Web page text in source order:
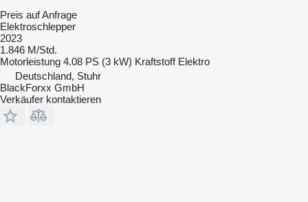
Preis auf Anfrage
Elektroschlepper
2023
1.846 M/Std.
Motorleistung 4.08 PS (3 kW) Kraftstoff Elektro
Deutschland, Stuhr
BlackForxx GmbH
Verkäufer kontaktieren